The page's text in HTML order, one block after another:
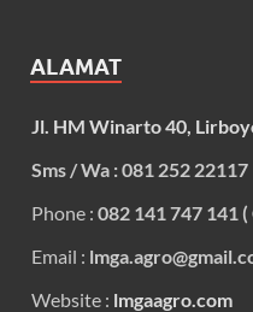
ALAMAT
Jl. HM Winarto 40,
Sms / Wa : 081 252 22117
Phone : 082 141 747 141 (
Email :
Website : lmgaagro.com